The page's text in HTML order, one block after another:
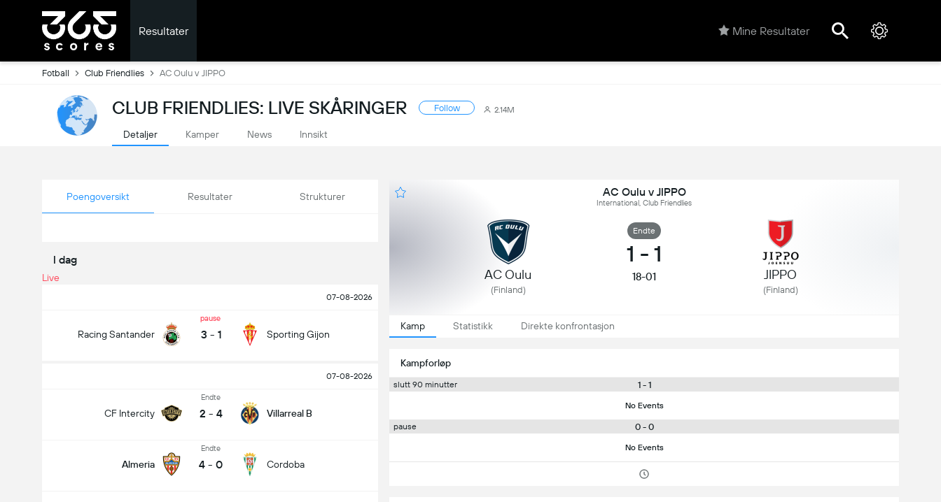
Resultater Mine Resultater
Fotball Club Friendlies AC Oulu v JIPPO
CLUB FRIENDLIES: LIVE SKÅRINGER Follow 2.14M
Detaljer Kamper News Innsikt
Poengoversikt Resultater Strukturer
I dag
Live
07-08-2026
Racing Santander
pause
3 - 1 Sporting Gijon
07-08-2026
CF Intercity
Endte
2 - 4 Villarreal B
Almeria
Endte
4 - 0 Cordoba
AC Oulu v JIPPO
International, Club Friendlies
AC Oulu
(Finland)
Endte
1 - 1
18-01 JIPPO
(Finland)
Kamp Statistikk Direkte konfrontasjon
Kampforløp
slutt 90 minutter 1 - 1
No Events
pause 0 - 0
No Events